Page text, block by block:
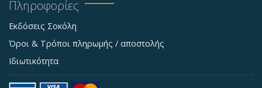
Πληροφορίες
Εκδόσεις Σοκόλη
Όροι & Τρόποι πληρωμής / αποστολής
Ιδιωτικότητα